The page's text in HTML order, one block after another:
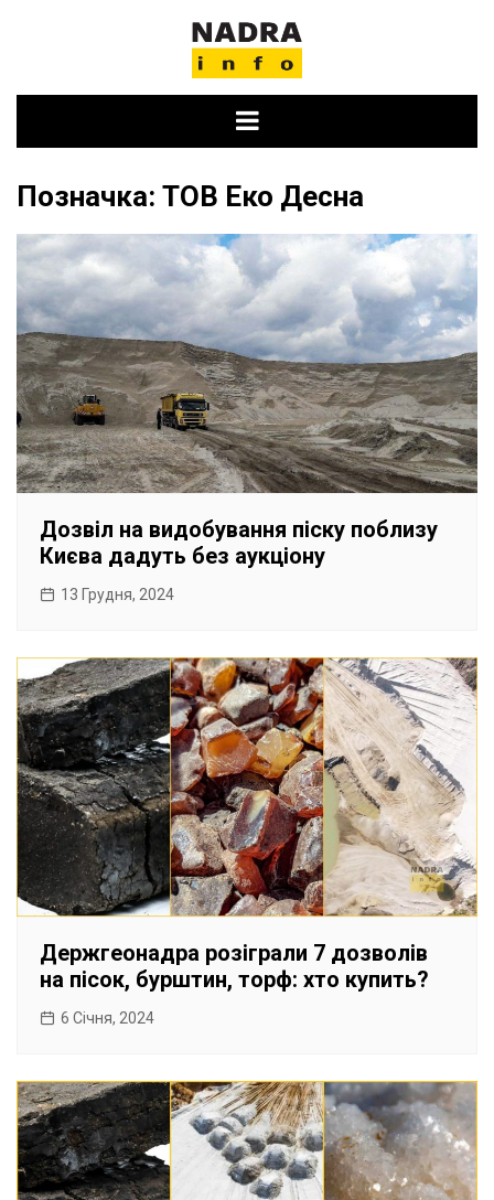
Позначка: ТОВ Еко Десна
Дозвіл на видобування піску поблизу
Києва дадуть без аукціону
13 Грудня, 2024
Держгеонадра розіграли 7 дозволів
на пісок, бурштин, торф: хто купить?
6 Січня, 2024